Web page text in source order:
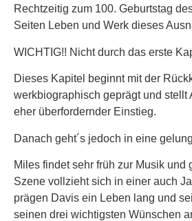
Rechtzeitig zum 100. Geburtstag
Seiten Leben und Werk dieses
WICHTIG!! Nicht durch das erste
Dieses Kapitel beginnt mit der
werkbiographisch geprägt und
eher überfordernder Einstieg.
Danach geht´s jedoch in eine
Miles findet sehr früh zur Musik
Szene vollzieht sich in einer auch
prägen Davis ein Leben lang und
seinen drei wichtigsten Wünschen